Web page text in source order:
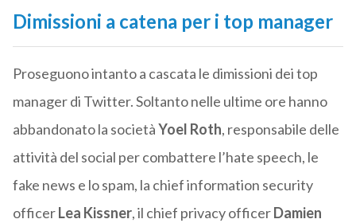
Dimissioni a catena per i top manager
Proseguono intanto a cascata le dimissioni dei top
manager di Twitter. Soltanto nelle ultime ore hanno
abbandonato la societàYoel Roth, responsabile delle
attività del social per combattere l’hate speech, le
fake news e lo spam, la chief information security
officerLea Kissner, il chief privacy officerDamien